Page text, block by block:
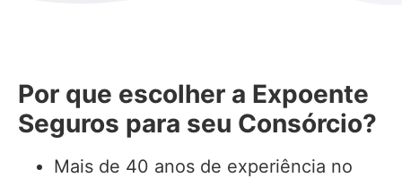
Por que escolher a Expoente
Seguros para seu Consórcio?
Mais de 40 anos de experiência no